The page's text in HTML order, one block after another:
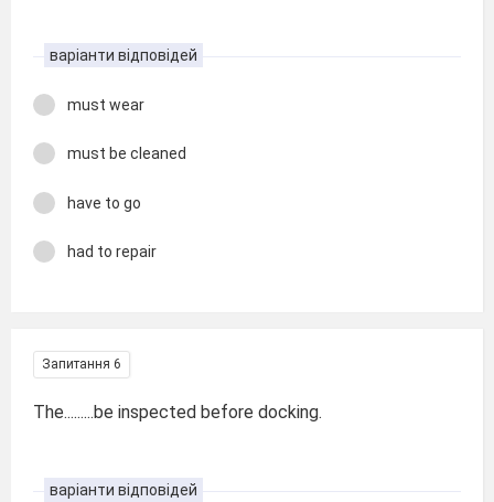
варіанти відповідей
must wear
must be cleaned
have to go
had to repair
Запитання 6
The.........be inspected before docking.
варіанти відповідей